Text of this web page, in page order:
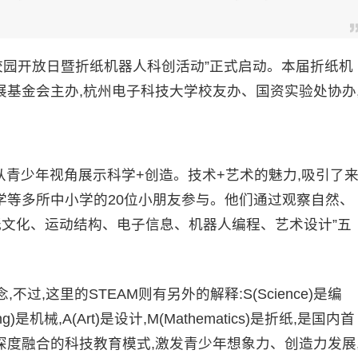
放日暨折纸机器人科创活动”正式启动。本届折纸机
金会主办,杭州电子科技大学校友办、国资实验处协
年视角展示科学+创造。技术+艺术的魅力,吸引了来
多所中小学的20位小朋友参与。他们通过观察自然、
化、运动结构、电子信息、机器人编程、艺术设计”五
过,这里的STEAM则有另外的解释:S(Science)是编
是机械,A(Art)是设计,M(Mathematics)是折纸,是国内首
融合的科技教育模式,激发青少年想象力、创造力发